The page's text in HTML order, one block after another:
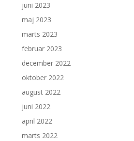
juni 2023
maj 2023
marts 2023
februar 2023
december 2022
oktober 2022
august 2022
juni 2022
april 2022
marts 2022